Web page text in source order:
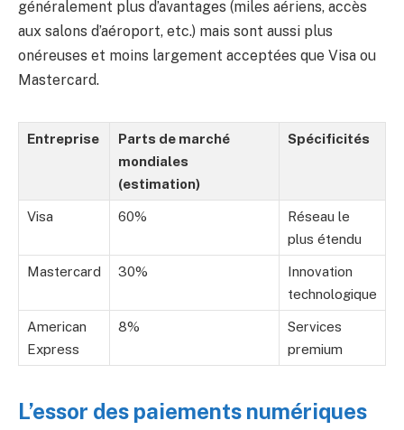
généralement plus d’avantages (miles aériens, accès
aux salons d’aéroport, etc.) mais sont aussi plus
onéreuses et moins largement acceptées que Visa ou
Mastercard.
Entreprise
Parts de marché
mondiales
(estimation)
Spécificités
Visa 60%
Réseau le
plus étendu
Mastercard 30%
Innovation
technologique
American
Express
8%
Services
premium
L’essor des paiements numériques